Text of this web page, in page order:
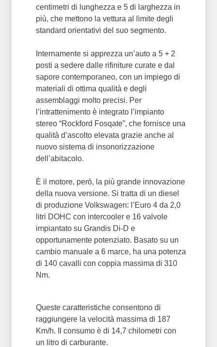
centimetri di lunghezza e 5 di larghezza in
più, che mettono la vettura al limite degli
standard orientativi del suo segmento.
Internamente si apprezza un’auto a 5 + 2
posti a sedere dalle rifiniture curate e dal
sapore contemporaneo, con un impiego di
materiali di ottima qualità e degli
assemblaggi molto precisi. Per
l’intrattenimento è integrato l’impianto
stereo “Rockford Fosqate”, che fornisce una
qualità d’ascolto elevata grazie anche al
nuovo sistema di insonorizzazione
dell’abitacolo.
È il motore, però, la più grande innovazione
della nuova versione. Si tratta di un diesel
di produzione Volkswagen: l’Euro 4 da 2,0
litri DOHC con intercooler e 16 valvole
impiantato su Grandis Di-D e
opportunamente potenziato. Basato su un
cambio manuale a 6 marce, ha una potenza
di 140 cavalli con coppia massima di 310
Nm.
Queste caratteristiche consentono di
raggiungere la velocità massima di 187
Km/h. Il consumo è di 14,7 chilometri con
un litro di carburante.